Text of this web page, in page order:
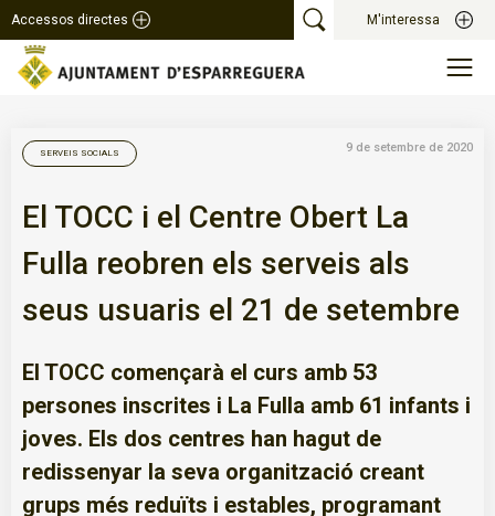
Accessos directes M'interessa
SERVEIS SOCIALS 9 de setembre de 2020
El TOCC i el Centre Obert La
Fulla reobren els serveis als
seus usuaris el 21 de setembre
El TOCC començarà el curs amb 53
persones inscrites i La Fulla amb 61 infants i
joves. Els dos centres han hagut de
redissenyar la seva organització creant
grups més reduïts i estables, programant